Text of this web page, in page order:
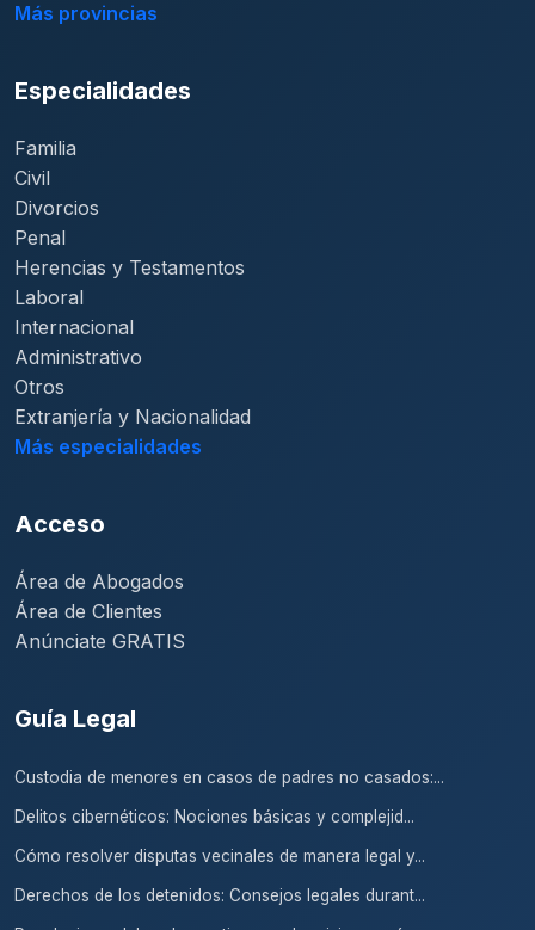
Más provincias
Especialidades
Familia
Civil
Divorcios
Penal
Herencias y Testamentos
Laboral
Internacional
Administrativo
Otros
Extranjería y Nacionalidad
Más especialidades
Acceso
Área de Abogados
Área de Clientes
Anúnciate GRATIS
Guía Legal
Custodia de menores en casos de padres no casados:...
Delitos cibernéticos: Nociones básicas y complejid...
Cómo resolver disputas vecinales de manera legal y...
Derechos de los detenidos: Consejos legales durant...